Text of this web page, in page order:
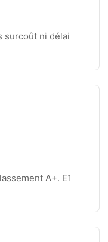
surcoût ni délai
A+. E1